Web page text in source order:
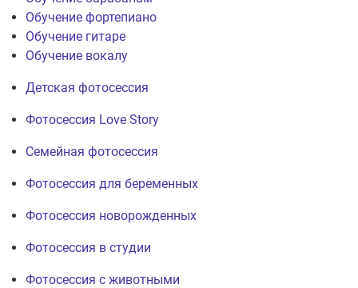
Обучение фортепиано
Обучение гитаре
Обучение вокалу
Детская фотосессия
Фотосессия Love Story
Семейная фотосессия
Фотосессия для беременных
Фотосессия новорожденных
Фотосессия в студии
Фотосессия с животными